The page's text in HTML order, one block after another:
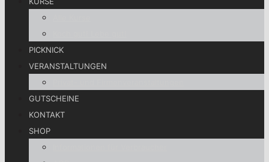
PICKNICK
VERANSTALTUNGEN
GUTSCHEINE
KONTAKT
SHOP